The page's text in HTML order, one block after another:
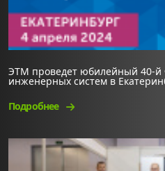
ЭТМ проведет юбилейный 40-й
инженерных систем в
Подробнее